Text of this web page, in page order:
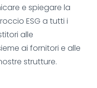
e spiegare la
ESG a tutti i
alle
ai fornitori e alle
strutture.